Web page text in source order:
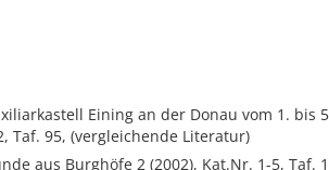
Eining an der Donau vom 1. bis
Taf. 95, (vergleichende Literatur)
aus Burghöfe 2 (2002), Kat.Nr. 1-5, Taf.